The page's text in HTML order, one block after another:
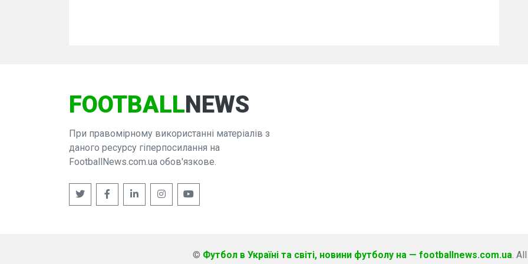
FOOTBALLNEWS
При правомірному використанні матеріалів з
даного ресурсу гіперпосилання на
FootballNews.com.ua обов'язкове.
© Футбол в Україні та світі, новини футболу на — footballnews.com.ua.